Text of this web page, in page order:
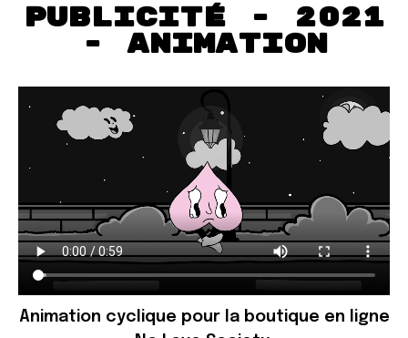
publicité - 2021
- animation
Animation cyclique pour la boutique en ligne